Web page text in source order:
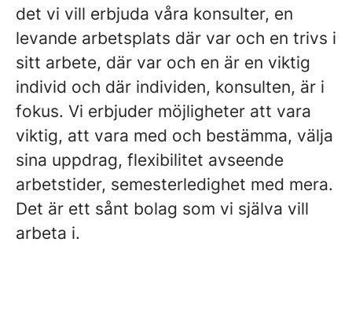
det vi vill erbjuda våra konsulter, en
levande arbetsplats där var och en trivs i
sitt arbete, där var och en är en viktig
individ och där individen, konsulten, är i
fokus. Vi erbjuder möjligheter att vara
viktig, att vara med och bestämma, välja
sina uppdrag, flexibilitet avseende
arbetstider, semesterledighet med mera.
Det är ett sånt bolag som vi själva vill
arbeta i.